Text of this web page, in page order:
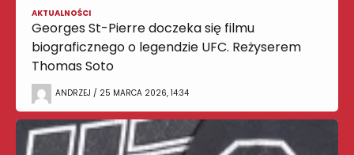
AKTUALNOŚCI
Georges St-Pierre doczeka się filmu
biograficznego o legendzie UFC. Reżyserem
Thomas Soto
ANDRZEJ / 25 MARCA 2026, 14:34